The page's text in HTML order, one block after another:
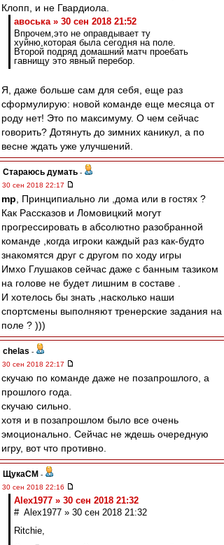
Клопп, и не Гвардиола.
авоська » 30 сен 2018 21:52
Впрочем,это не оправдывает ту
хуйню,которая была сегодня на поле.
Второй подряд домашний матч проебать
гавнищу это явный перебор.
Я, даже больше сам для себя, еще раз
сформулирую: новой команде еще месяца от
роду нет! Это по максимуму. О чем сейчас
говорить? Дотянуть до зимних каникул, а по
весне ждать уже улучшений.
Стараюсь думать -
30 сен 2018 22:17
mp , Принципиально ли ,дома или в гостях ?
Как Рассказов и Ломовицкий могут
прогрессировать в абсолютно разобранной
команде ,когда игроки каждый раз как-будто
знакомятся друг с другом по ходу игры
Имхо Глушаков сейчас даже с банным тазиком
на голове не будет лишним в составе .
И хотелось бы знать ,насколько наши
спортсмены выполняют тренерские задания на
поле ? )))
chelas -
30 сен 2018 22:17
скучаю по команде даже не позапрошлого, а
прошлого года.
скучаю сильно.
хотя и в позапрошлом было все очень
эмоционально. Сейчас не ждешь очередную
игру, вот что противно.
ЩукаСМ -
30 сен 2018 22:16
Alex1977 » 30 сен 2018 21:32
# Alex1977 » 30 сен 2018 21:32
Ritchie,